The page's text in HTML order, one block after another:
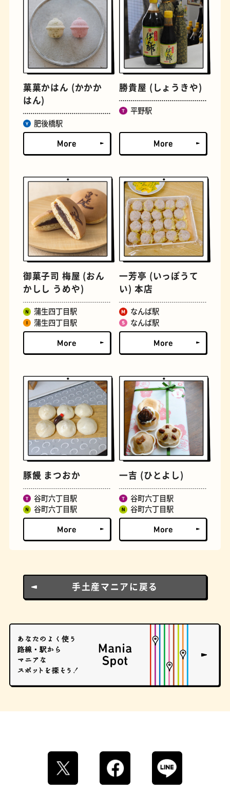
文学碑 ジェラート
ジューススタンド たまごサンド
文房具 おにぎり
とうふ 床
菓菓かはん (かかか
はん)
肥後橋駅
勝貴屋 (しょうきや)
平野駅
御菓子司 梅屋 (おん
かしし うめや)
蒲生四丁目駅
蒲生四丁目駅
一芳亭 (いっぽうて
い) 本店
なんば駅
なんば駅
豚饅 まつおか
谷町六丁目駅
谷町六丁目駅
一吉 (ひとよし)
谷町六丁目駅
谷町六丁目駅
手土産マニアに戻る